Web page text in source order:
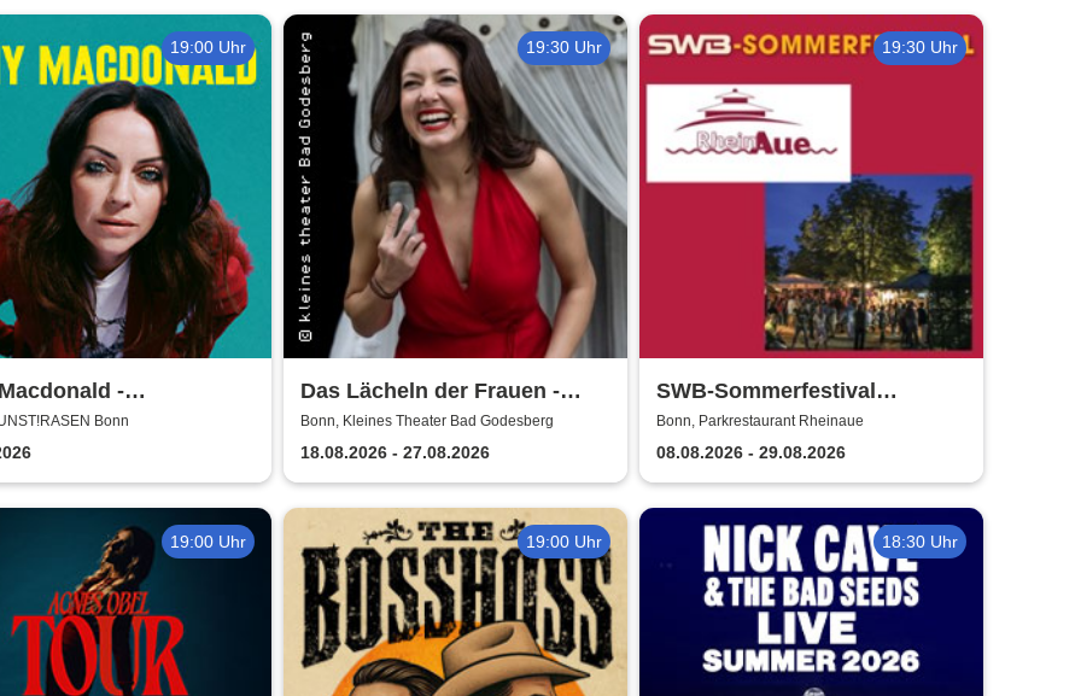
19:00 Uhr
-
2026
Bonn
19:30 Uhr
Das Lächeln der Frauen -
kleines theater Bad
Godesberg
Bonn, Kleines Theater Bad Godesberg
18.08.2026 - 27.08.2026
19:30 Uhr
SWB-Sommerfestival
Rheinaue
Bonn, Parkrestaurant Rheinaue
08.08.2026 - 29.08.2026
19:00 Uhr 19:00 Uhr 18:30 Uhr